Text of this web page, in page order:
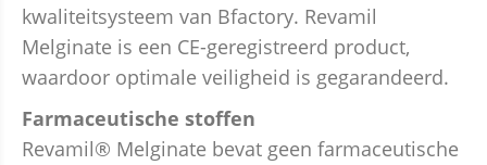
kwaliteitsysteem van Bfactory. Revamil
Melginate is een CE-geregistreerd product,
waardoor optimale veiligheid is gegarandeerd.
Farmaceutische stoffen
Revamil® Melginate bevat geen farmaceutische